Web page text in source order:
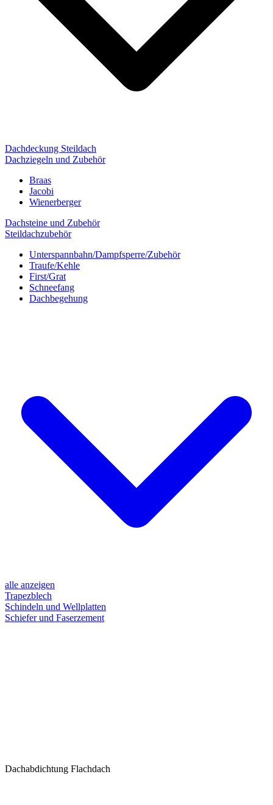
Dachdeckung Steildach
Dachziegeln und Zubehör
Braas
Jacobi
Wienerberger
Dachsteine und Zubehör
Steildachzubehör
Unterspannbahn/Dampfsperre/Zubehör
Traufe/Kehle
First/Grat
Schneefang
Dachbegehung
alle anzeigen
Trapezblech
Schindeln und Wellplatten
Schiefer und Faserzement
Dachabdichtung Flachdach